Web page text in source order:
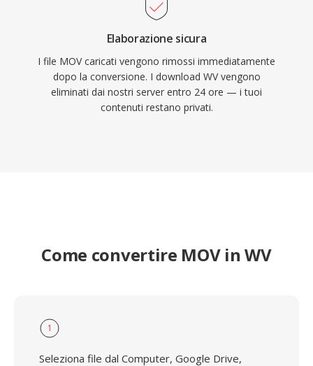
Elaborazione sicura
I file MOV caricati vengono rimossi immediatamente
dopo la conversione. I download WV vengono
eliminati dai nostri server entro 24 ore — i tuoi
contenuti restano privati.
Come convertire MOV in WV
1
Seleziona file dal Computer, Google Drive,